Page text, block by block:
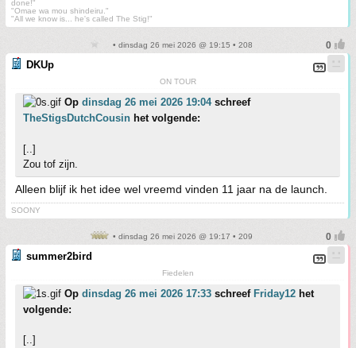
done!"
"Omae wa mou shindeiru."
"All we know is... he's called The Stig!"
• dinsdag 26 mei 2026 @ 19:15 • 208
DKUp
ON TOUR
Op dinsdag 26 mei 2026 19:04schreef
TheStigsDutchCousin het volgende:
[..]
Zou tof zijn.
Alleen blijf ik het idee wel vreemd vinden 11 jaar na de launch.
SOONY
• dinsdag 26 mei 2026 @ 19:17 • 209
summer2bird
Fiedelen
Op dinsdag 26 mei 2026 17:33 schreef Friday12 het
volgende:
[..]